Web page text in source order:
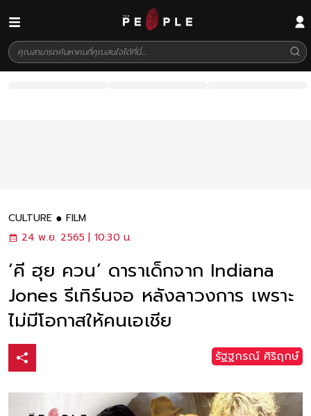
CULTURE
FILM
24 พ.ย. 2565 | 10:30 น.
‘คี ฮุย ควน’ ดาราเด็กจาก Indiana
Jones รีเทิร์นจอ หลังลาวงการ เพราะ
ไม่มีโอกาสให้คนเอเชีย
รัฐฐกรณ์ ศิริฤกษ์